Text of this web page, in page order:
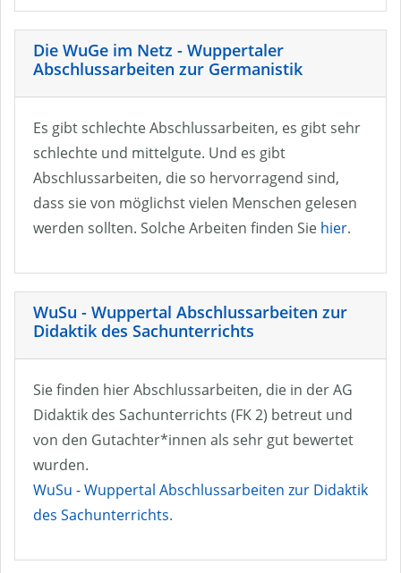
Die WuGe im Netz - Wuppertaler
Abschlussarbeiten zur Germanistik
Es gibt schlechte Abschlussarbeiten, es gibt sehr
schlechte und mittelgute. Und es gibt
Abschlussarbeiten, die so hervorragend sind,
dass sie von möglichst vielen Menschen gelesen
werden sollten. Solche Arbeiten finden Sie hier.
WuSu - Wuppertal Abschlussarbeiten zur
Didaktik des Sachunterrichts
Sie finden hier Abschlussarbeiten, die in der AG
Didaktik des Sachunterrichts (FK 2) betreut und
von den Gutachter*innen als sehr gut bewertet
wurden.
WuSu - Wuppertal Abschlussarbeiten zur Didaktik
des Sachunterrichts.